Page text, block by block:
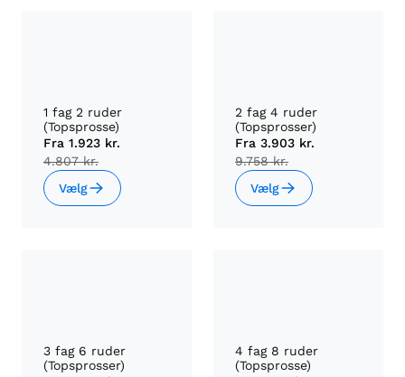
1 fag 2 ruder
(Topsprosse)
Fra 1.923 kr.
4.807 kr.
Vælg
2 fag 4 ruder
(Topsprosser)
Fra 3.903 kr.
9.758 kr.
Vælg
3 fag 6 ruder
(Topsprosser)
4 fag 8 ruder
(Topsprosse)